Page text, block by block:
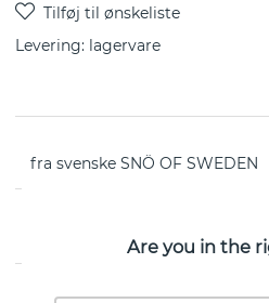
Levering: lagervare
fra svenske SNÖ OF SWEDEN
Are you in the